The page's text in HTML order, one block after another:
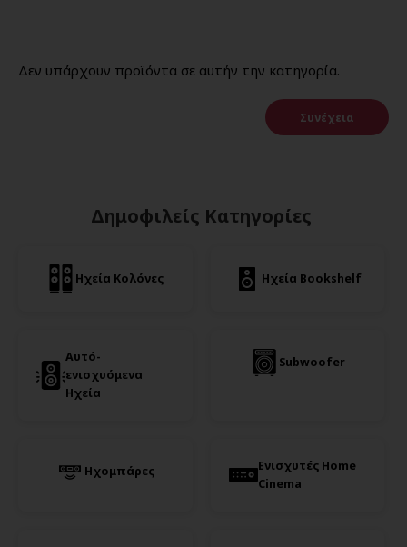
Δεν υπάρχουν προϊόντα σε αυτήν την κατηγορία.
Συνέχεια
Δημοφιλείς Κατηγορίες
Ηχεία Κολόνες Ηχεία Bookshelf
Αυτό-
ενισχυόμενα
Ηχεία
Subwoofer
Ηχομπάρες
Ενισχυτές Home
Cinema